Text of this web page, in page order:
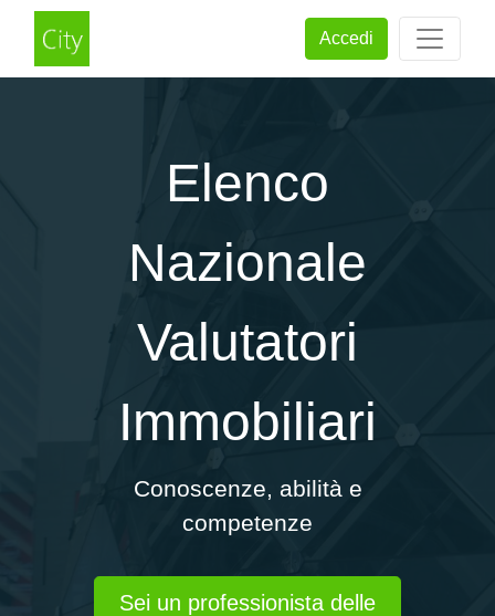
Accedi
Elenco
Nazionale
Valutatori
Immobiliari
Conoscenze, abilità e
competenze
Sei un professionista delle